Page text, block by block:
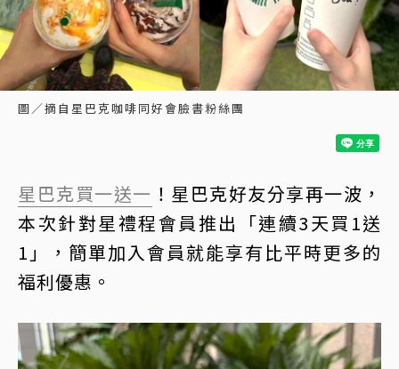
圖／摘自星巴克咖啡同好會臉書粉絲團
星巴克買一送一 ！星巴克好友分享再一波，
本次針對星禮程會員推出「連續3天買1送
1」，簡單加入會員就能享有比平時更多的
福利優惠。